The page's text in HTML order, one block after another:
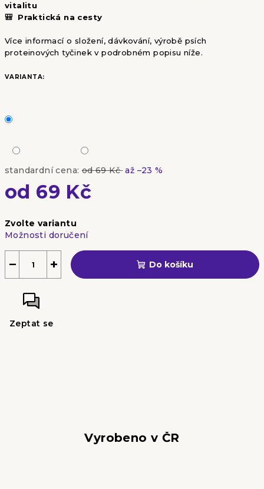
vitalitu
🎒 Praktická na cesty
Více informací o složení, dávkování, výrobě psích
proteinových tyčinek v podrobném popisu níže.
VARIANTA:
standardní cena: od 69 Kč až –23 %
od 69 Kč
cena:
Zvolte variantu
Možnosti doručení
+
− Do košíku
Zeptat se
Vyrobeno v ČR